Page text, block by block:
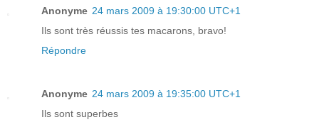
Anonyme 24 mars 2009 à 19:30:00 UTC+1
Ils sont très réussis tes macarons, bravo!
Répondre
Anonyme 24 mars 2009 à 19:35:00 UTC+1
Ils sont superbes